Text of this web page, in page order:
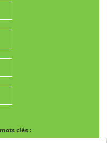
clés :